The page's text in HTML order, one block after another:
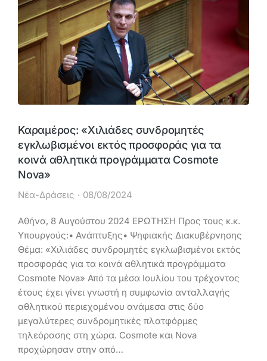
Καραμέρος: «Χιλιάδες συνδρομητές
εγκλωβισμένοι εκτός προσφοράς για τα
κοινά αθλητικά προγράμματα Cosmote
Nova»
Νέα-Δράσεις 08/08/2024
Αθήνα, 8 Αυγούστου 2024 ΕΡΩΤΗΣΗ Προς τους κ.κ.
Υπουργούς:• Ανάπτυξης• Ψηφιακής Διακυβέρνησης
Θέμα: «Χιλιάδες συνδρομητές εγκλωβισμένοι εκτός
προσφοράς για τα κοινά αθλητικά προγράμματα
Cosmote Nova» Από τα μέσα Ιουλίου του τρέχοντος
έτους έχει γίνει γνωστή η συμφωνία ανταλλαγής
αθλητικού περιεχομένου ανάμεσα στις δύο
μεγαλύτερες συνδρομητικές πλατφόρμες
τηλεόρασης στη χώρα. Cosmote και Nova
προχώρησαν στην από…